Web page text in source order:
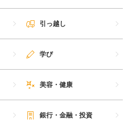
引っ越し
学び
美容・健康
銀行・金融・投資